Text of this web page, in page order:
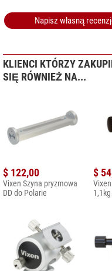
Napisz własną
KLIENCI KTÓRZY
SIĘ RÓWNIEŻ NA...
$ 122,00
Vixen Szyna pryzmowa
DD do Polarie
$
1,1kg